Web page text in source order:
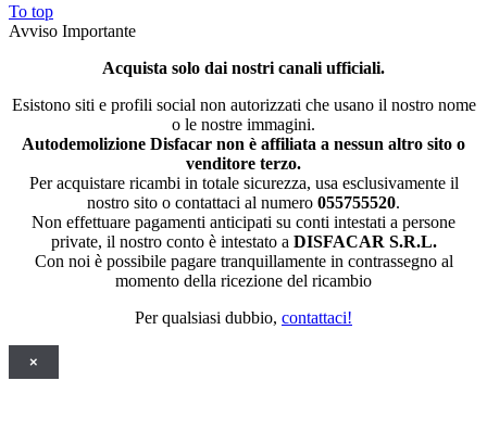
To top
Avviso Importante
Acquista solo dai nostri canali ufficiali.
Esistono siti e profili social non autorizzati che usano il nostro nome
o le nostre immagini.
Autodemolizione Disfacar non è affiliata a nessun altro sito o
venditore terzo.
Per acquistare ricambi in totale sicurezza, usa esclusivamente il
nostro sito o contattaci al numero 055755520.
Non effettuare pagamenti anticipati su conti intestati a persone
private, il nostro conto è intestato a DISFACAR S.R.L.
Con noi è possibile pagare tranquillamente in contrassegno al
momento della ricezione del ricambio
Per qualsiasi dubbio, contattaci!
×